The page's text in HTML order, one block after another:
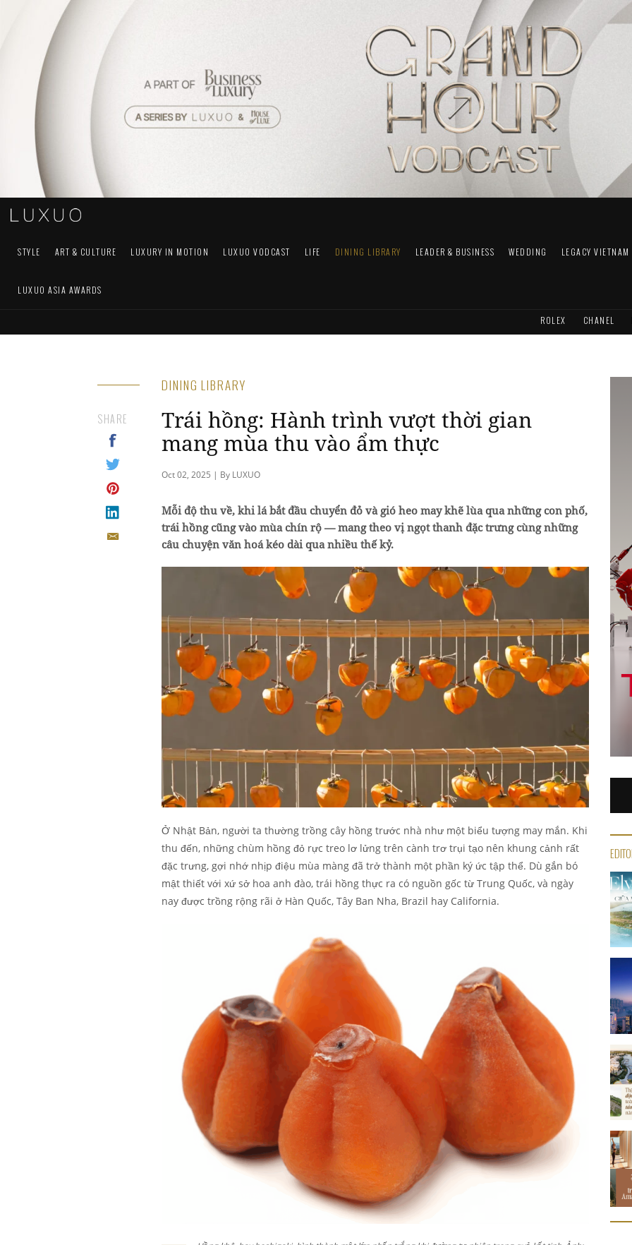
STYLE ART & CULTURE LUXURY IN MOTION LUXUO VODCAST LIFE DINING LIBRARY LEADER & BUSINESS WEDDING LEGACY VIETNAM
LUXUO ASIA AWARDS
ROLEX CHANEL
DINING LIBRARY
Trái hồng: Hành trình vượt thời gian
mang mùa thu vào ẩm thực
Oct 02, 2025 | By LUXUO
SHARE
Mỗi độ thu về, khi lá bắt đầu chuyển đỏ và gió heo may khẽ lùa qua những con phố,
trái hồng cũng vào mùa chín rộ — mang theo vị ngọt thanh đặc trưng cùng những
câu chuyện văn hoá kéo dài qua nhiều thế kỷ.
Ở Nhật Bản, người ta thường trồng cây hồng trước nhà như một biểu tượng may mắn. Khi
thu đến, những chùm hồng đỏ rực treo lơ lửng trên cành trơ trụi tạo nên khung cảnh rất
đặc trưng, gợi nhớ nhịp điệu mùa màng đã trở thành một phần ký ức tập thể. Dù gắn bó
mật thiết với xứ sở hoa anh đào, trái hồng thực ra có nguồn gốc từ Trung Quốc, và ngày
nay được trồng rộng rãi ở Hàn Quốc, Tây Ban Nha, Brazil hay California.